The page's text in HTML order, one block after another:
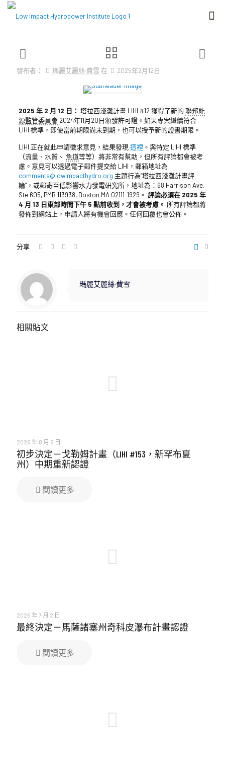
發布者： 瑪麗艾麗絲·費雪 在 2025年2月12日
2025 年 2 月 12 日： 塔拉西淺灘計畫 LIHI #12 獲得了新的 聯邦能
源監管委員會2024年11月20日頒發許可證。如果專案繼續符合
LIHI 標準，即使當前期限尚未到期，也可以授予新的證書期限。
LIHI 正在就此申請徵求意見，結果發現 這裡 。與特定 LIHI 標準
（流量、水質、 魚道等等）將非常有幫助，但所有評論都會被考
慮。意見可以透過電子郵件提交給 LIHI，郵箱地址為
comments@lowimpacthydro.org 主題行為“塔拉西淺灘計畫評
論”，或郵寄至低影響水力發電研究所，地址為：68 Harrison Ave.
Ste 605, PMB 113938, Boston MA 02111-1929。 評論必須在 2025 年
4 月 13 日東部時間下午 5 點前收到，才會被考慮。 所有評論都將
發佈到網站上，申請人將有機會回應。任何回覆也會公佈。
分享 0
瑪麗艾麗絲·費雪
相關貼文
2026 年 8 月 6 日
初步決定－戈勒姆計畫（LIHI #153，新罕布夏
州）中期重新認證
閱讀更多
2026 年 7 月 2 日
最終決定－馬薩諸塞州奇科皮瀑布計畫認證
閱讀更多